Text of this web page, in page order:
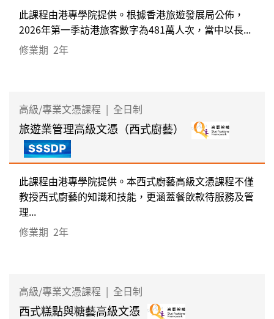
此課程由港專學院提供。根據香港旅遊發展局公佈，
2026年第一季訪港旅客數字為481萬人次，當中以長...
修業期 2年
高級/專業文憑課程 | 全日制
旅遊業管理高級文憑（西式廚藝）
此課程由港專學院提供。本西式廚藝高級文憑課程不僅
教授西式廚藝的知識和技能，更涵蓋餐飲款待服務及管
理...
修業期 2年
高級/專業文憑課程 | 全日制
西式糕點與糖藝高級文憑